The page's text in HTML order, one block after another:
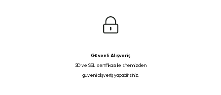
Güvenli Alışveriş
3D ve SSL sertifikası ile sitemizden
güvenli alışveriş yapabilirsiniz.